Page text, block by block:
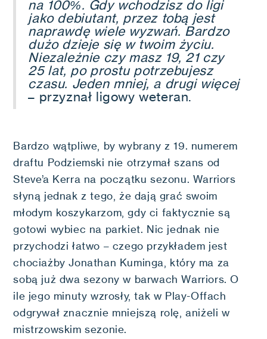
na 100%. Gdy wchodzisz do ligi
jako debiutant, przez tobą jest
naprawdę wiele wyzwań. Bardzo
dużo dzieje się w twoim życiu.
Niezależnie czy masz 19, 21 czy
25 lat, po prostu potrzebujesz
czasu. Jeden mniej, a drugi więcej
– przyznał ligowy weteran.
Bardzo wątpliwe, by wybrany z 19. numerem
draftu Podziemski nie otrzymał szans od
Steve’a Kerra na początku sezonu. Warriors
słyną jednak z tego, że dają grać swoim
młodym koszykarzom, gdy ci faktycznie są
gotowi wybiec na parkiet. Nic jednak nie
przychodzi łatwo – czego przykładem jest
chociażby Jonathan Kuminga, który ma za
sobą już dwa sezony w barwach Warriors. O
ile jego minuty wzrosły, tak w Play-Offach
odgrywał znacznie mniejszą rolę, aniżeli w
mistrzowskim sezonie.